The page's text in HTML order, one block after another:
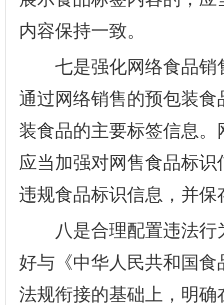
内容保持一致。
七是强化网络食品销
通过网络销售的预包装
装食品的主要标签信息
应当加强对网售食品标
违规食品标识信息，并保
八是合理配置违法行
好与《中华人民共和国
法规衔接的基础上，明